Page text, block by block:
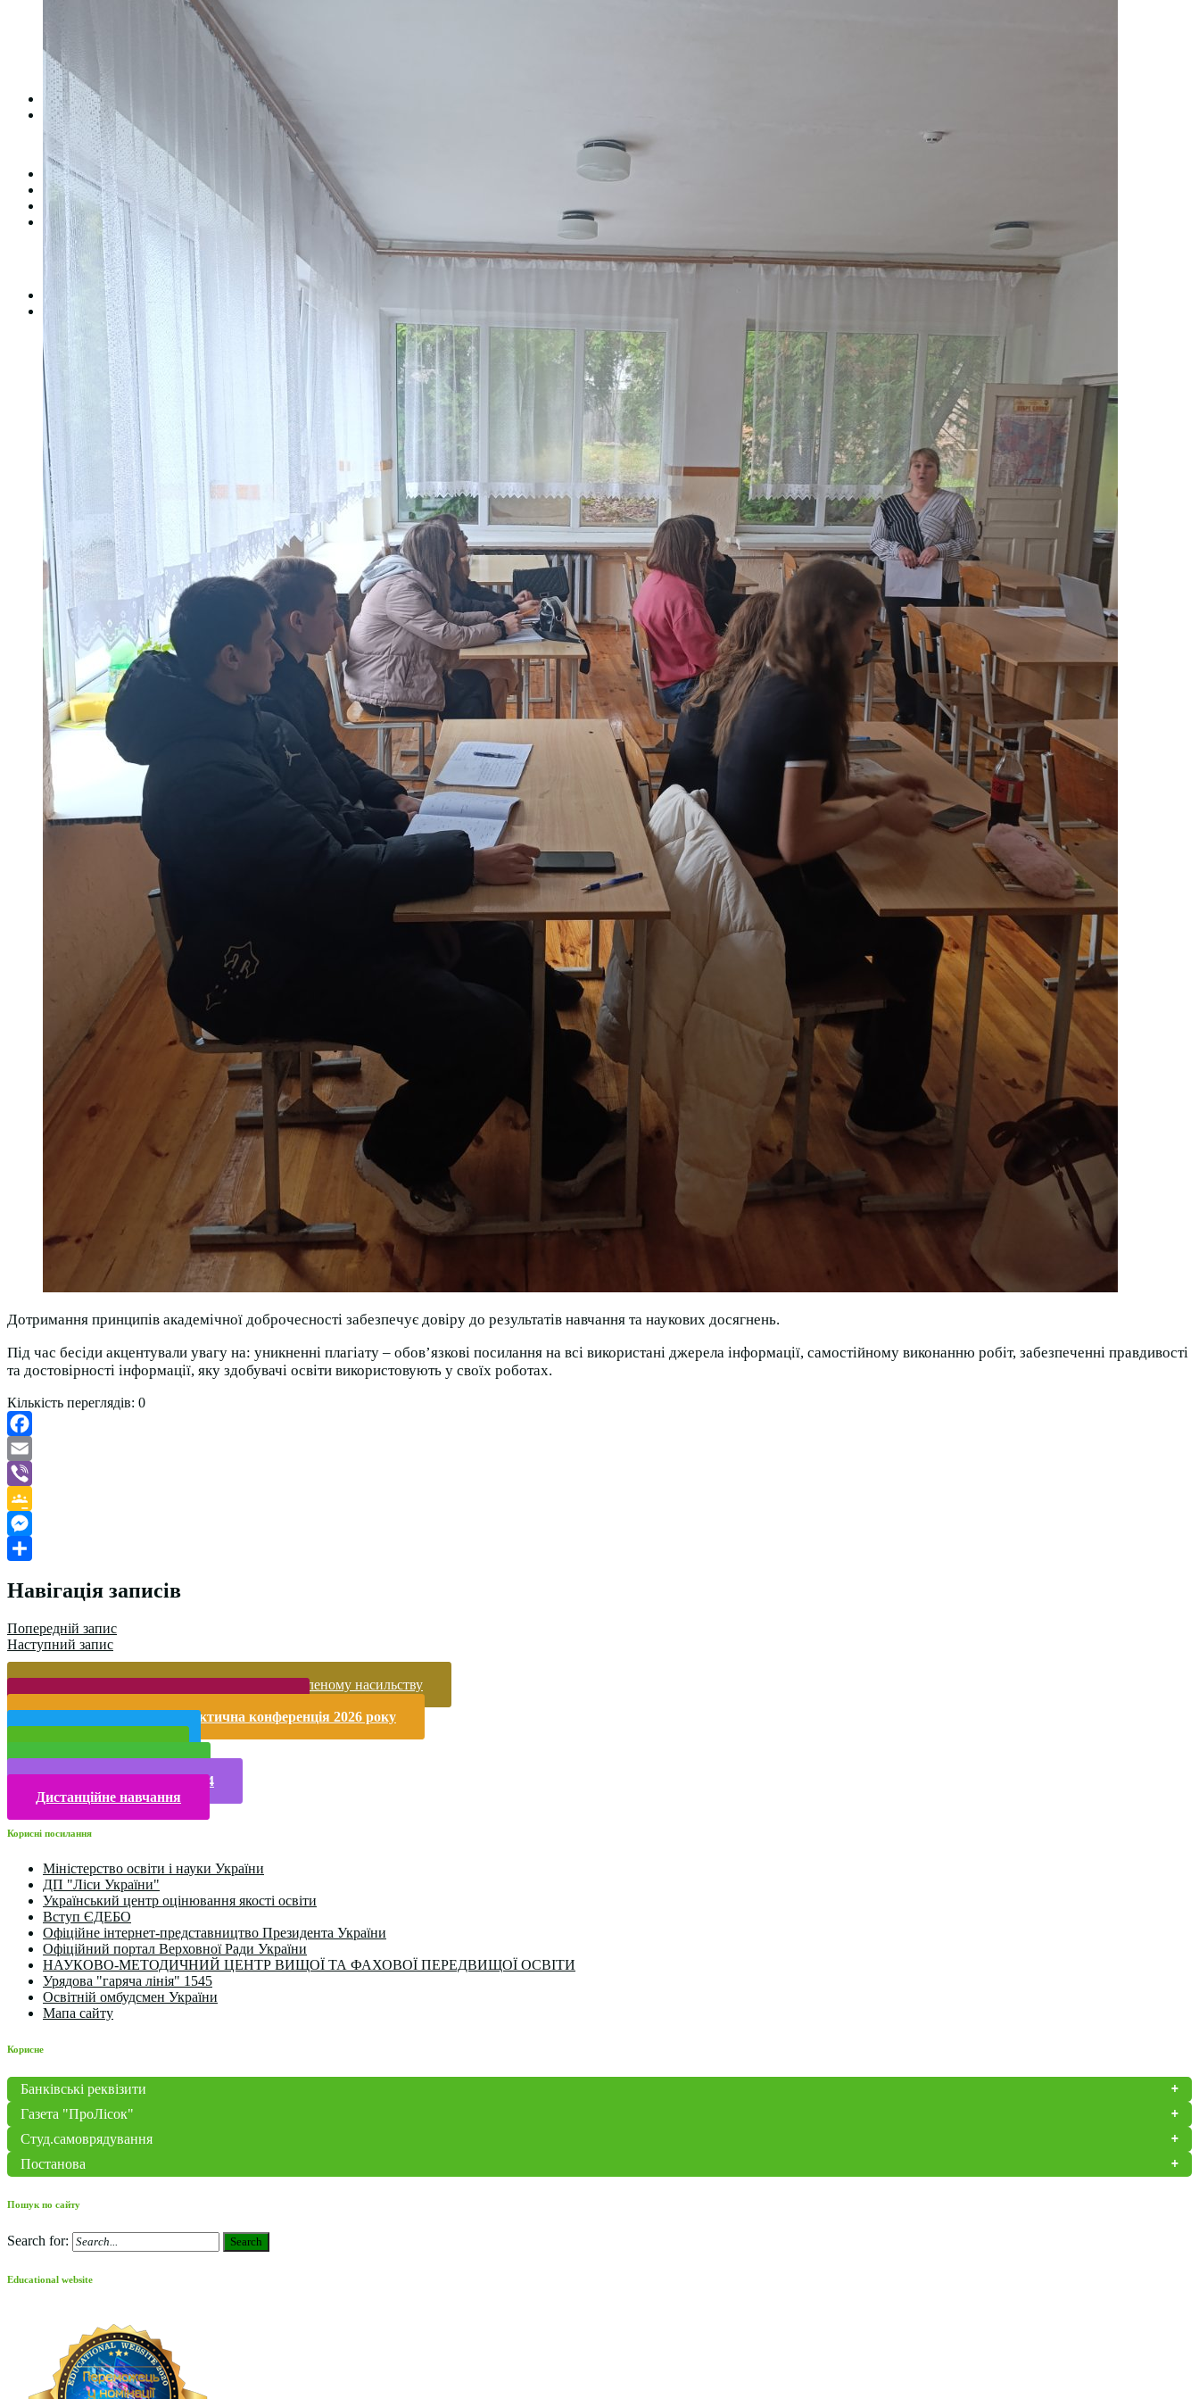
Документація. Карантин
Документація. Воєнний стан
Центр кар’єри та працевлаштування
Неформальна та інформальна освіта
Вступникам
Міжнародне співробітництво
Міжнародне співробітництво для викладачів
Міжнародне співробітництво для студентів
Угоди та договори
Вісник
Контакти
Публічність
Кваліфікаційний центр МФК
Нормативно-правова база
Форма заяви здобувача
Перелік професій
Професійні стандарти
Майстри сервісних центрів
Про формальну, неформальну та інформальну освіту
Дотримання принципів академічної доброчесності забезпечує довіру до результатів навчання та наукових досягнень.
Під час бесіди акцентували увагу на: уникненні плагіату – обов’язкові посилання на всі використані джерела інформації, самостійному виконанню робіт, забезпеченні правдивості
та достовірності інформації, яку здобувачі освіти використовують у своїх роботах.
Кількість переглядів: 0
Facebook
Email
Viber
Google
Classroom
Messenger
Навігація записів
Попередній запис
Наступний запис
Запобігання домашньому та гендерно-зумовленому насильству
Міжнародна науково-практична конференція 2026 року
Конкурси та олімпіади 2024
Дистанційне навчання
Корисні посилання
Міністерство освіти і науки України
ДП "Ліси України"
Український центр оцінювання якості освіти
Вступ ЄДЕБО
Офіційне інтернет-представництво Президента України
Офіційний портал Верховної Ради України
НАУКОВО-МЕТОДИЧНИЙ ЦЕНТР ВИЩОЇ ТА ФАХОВОЇ ПЕРЕДВИЩОЇ ОСВІТИ
Урядова "гаряча лінія" 1545
Освітній омбудсмен України
Мапа сайту
Корисне
Банківські реквізити
Газета "ПроЛісок"
Студ.самоврядування
Постанова
Пошук по сайту
Search for: Search
Educational website